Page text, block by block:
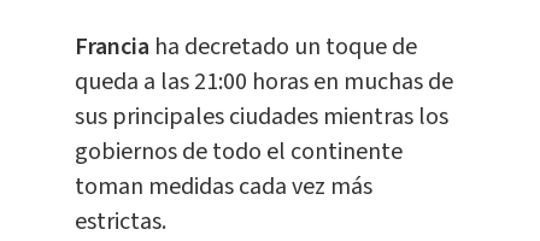
Francia ha decretado un toque de
queda a las 21:00 horas en muchas de
sus principales ciudades mientras los
gobiernos de todo el continente
toman medidas cada vez más
estrictas.